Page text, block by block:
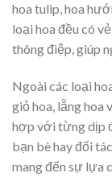
hoa tulip, hoa
loại hoa đều có
thông điệp, giúp
Ngoài các loại
giỏ hoa, lẵng hoa
hợp với từng dịp
bạn bè hay đối
mang đến sự lựa